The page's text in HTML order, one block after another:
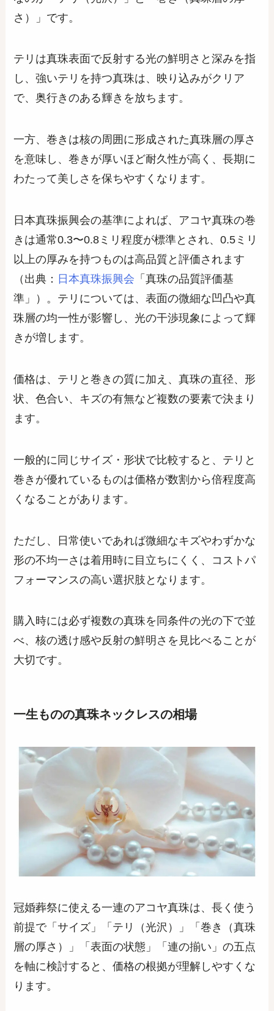
さ）」です。
テリは真珠表面で反射する光の鮮明さと深みを指
し、強いテリを持つ真珠は、映り込みがクリア
で、奥行きのある輝きを放ちます。
一方、巻きは核の周囲に形成された真珠層の厚さ
を意味し、巻きが厚いほど耐久性が高く、長期に
わたって美しさを保ちやすくなります。
日本真珠振興会の基準によれば、アコヤ真珠の巻
きは通常0.3〜0.8ミリ程度が標準とされ、0.5ミリ
以上の厚みを持つものは高品質と評価されます
（出典： 日本真珠振興会 「真珠の品質評価基
準」）。テリについては、表面の微細な凹凸や真
珠層の均一性が影響し、光の干渉現象によって輝
きが増します。
価格は、テリと巻きの質に加え、真珠の直径、形
状、色合い、キズの有無など複数の要素で決まり
ます。
一般的に同じサイズ・形状で比較すると、テリと
巻きが優れているものは価格が数割から倍程度高
くなることがあります。
ただし、日常使いであれば微細なキズやわずかな
形の不均一さは着用時に目立ちにくく、コストパ
フォーマンスの高い選択肢となります。
購入時には必ず複数の真珠を同条件の光の下で並
べ、核の透け感や反射の鮮明さを見比べることが
大切です。
一生ものの真珠ネックレスの相場
冠婚葬祭に使える一連のアコヤ真珠は、長く使う
前提で「サイズ」「テリ（光沢）」「巻き（真珠
層の厚さ）」「表面の状態」「連の揃い」の五点
を軸に検討すると、価格の根拠が理解しやすくな
ります。